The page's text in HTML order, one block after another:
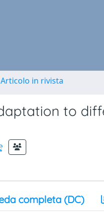
Articolo in rivista
to
completa (DC)